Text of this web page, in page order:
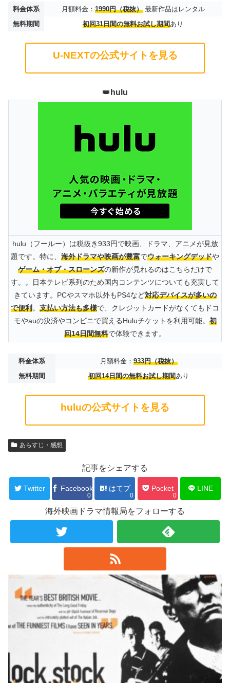
料金体系 月額料金： 1990円（税抜）最新作品はレンタル
無料期間
初回31日間の無料お試し期間あり
U-NEXTの公式サイトを見る
👑 hulu
hulu（フールー）は税抜き933円で映画、ドラマ、アニメが見放
題です。特に、 海外ドラマや映画が豊富でウォーキングデッドや
ゲーム・オブ・スローンズの新作が見れるのはこちらだけで
す。。日本テレビ系列のため国内コンテンツについても充実して
きています。PCやスマホ以外もPS4など対応デバイスが多いの
で便利。 支払い方法も多様で、クレジットカードがなくてもドコ
モやauの決済やコンビニで買えるHuluチケットを利用可能。 初
回14日間無料で体験できます。
料金体系 月額料金： 933円（税抜）
無料期間
初回14日間の無料お試し期間あり
huluの公式サイトを見る
あらすじ・感想
記事をシェアする
Twitter Facebook
0
はてブ
0
Pocket
0
LINE
海外映画ドラマ情報局をフォローする